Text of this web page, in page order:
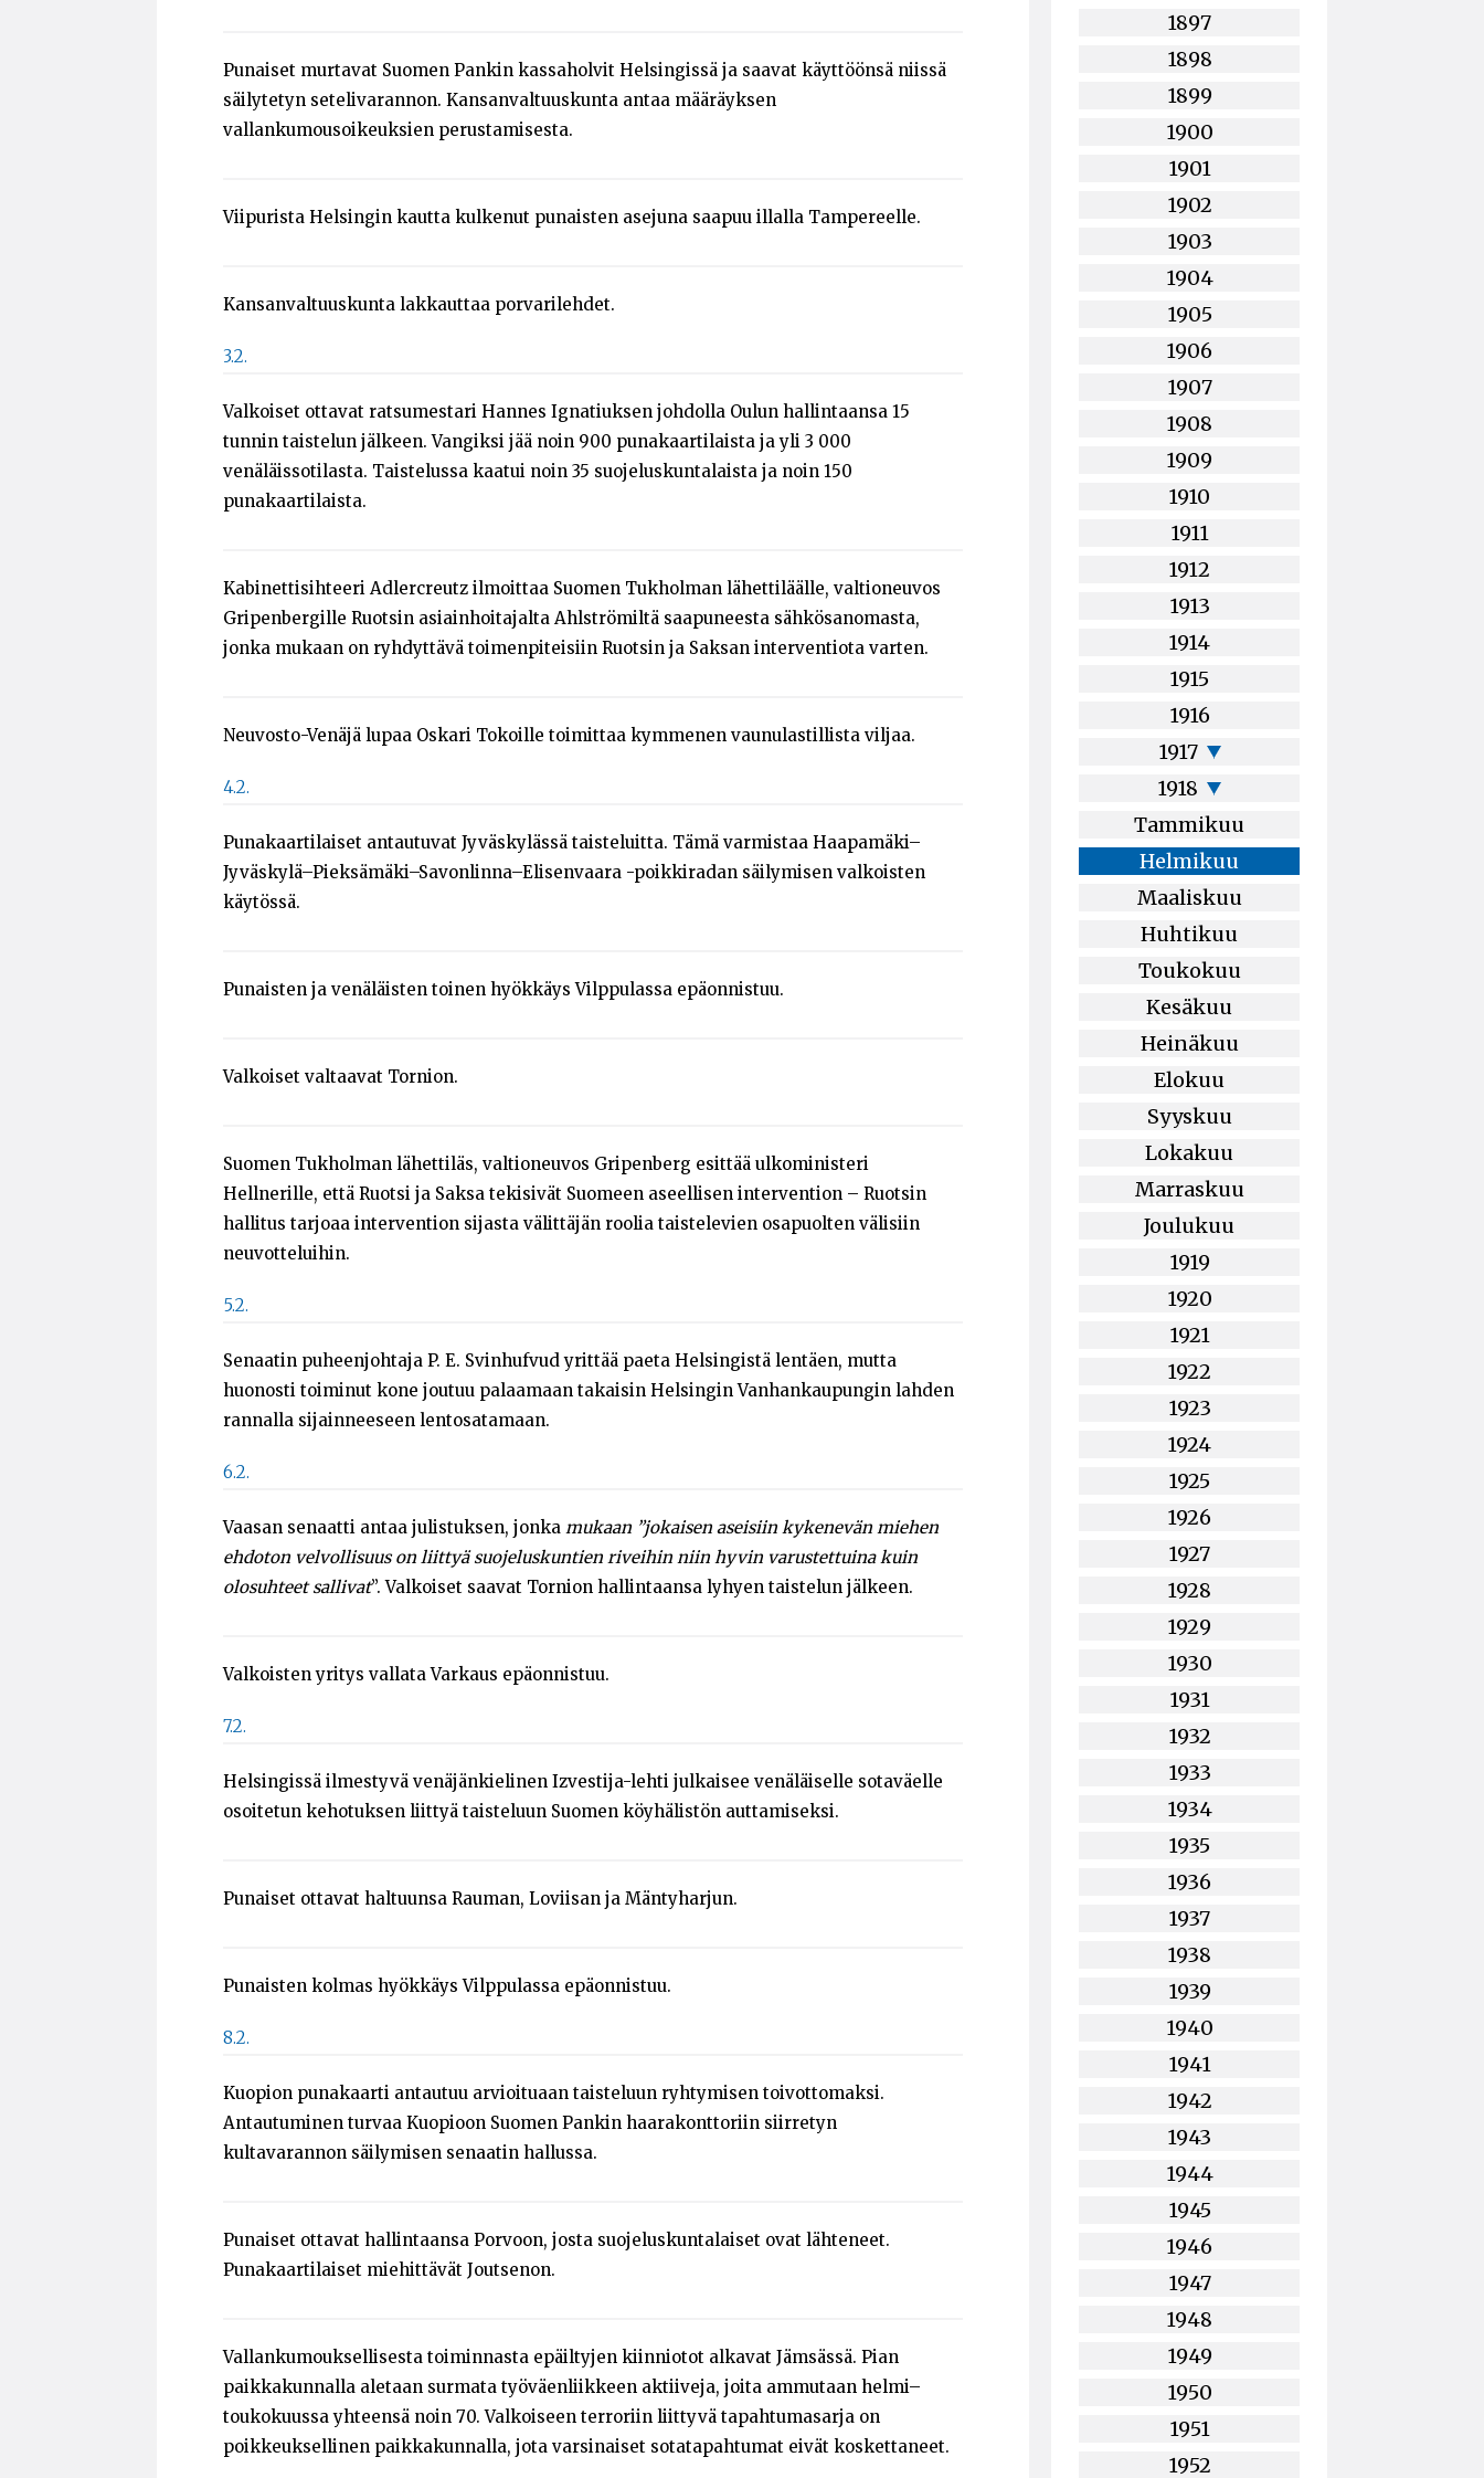
Punaiset murtavat Suomen Pankin kassaholvit Helsingissä ja saavat käyttöönsä niissä
säilytetyn setelivarannon. Kansanvaltuuskunta antaa määräyksen
vallankumousoikeuksien perustamisesta.
Viipurista Helsingin kautta kulkenut punaisten asejuna saapuu illalla Tampereelle.
Kansanvaltuuskunta lakkauttaa porvarilehdet.
3.2.
Valkoiset ottavat ratsumestari Hannes Ignatiuksen johdolla Oulun hallintaansa 15
tunnin taistelun jälkeen. Vangiksi jää noin 900 punakaartilaista ja yli 3 000
venäläissotilasta. Taistelussa kaatui noin 35 suojeluskuntalaista ja noin 150
punakaartilaista.
Kabinettisihteeri Adlercreutz ilmoittaa Suomen Tukholman lähettiläälle, valtioneuvos
Gripenbergille Ruotsin asiainhoitajalta Ahlströmiltä saapuneesta sähkösanomasta,
jonka mukaan on ryhdyttävä toimenpiteisiin Ruotsin ja Saksan interventiota varten.
Neuvosto-Venäjä lupaa Oskari Tokoille toimittaa kymmenen vaunulastillista viljaa.
4.2.
Punakaartilaiset antautuvat Jyväskylässä taisteluitta. Tämä varmistaa Haapamäki–
Jyväskylä–Pieksämäki–Savonlinna–Elisenvaara -poikkiradan säilymisen valkoisten
käytössä.
Punaisten ja venäläisten toinen hyökkäys Vilppulassa epäonnistuu.
Valkoiset valtaavat Tornion.
Suomen Tukholman lähettiläs, valtioneuvos Gripenberg esittää ulkoministeri
Hellnerille, että Ruotsi ja Saksa tekisivät Suomeen aseellisen intervention – Ruotsin
hallitus tarjoaa intervention sijasta välittäjän roolia taistelevien osapuolten välisiin
neuvotteluihin.
5.2.
Senaatin puheenjohtaja P. E. Svinhufvud yrittää paeta Helsingistä lentäen, mutta
huonosti toiminut kone joutuu palaamaan takaisin Helsingin Vanhankaupungin lahden
rannalla sijainneeseen lentosatamaan.
6.2.
Vaasan senaatti antaa julistuksen, jonka mukaan ”jokaisen aseisiin kykenevän miehen
ehdoton velvollisuus on liittyä suojeluskuntien riveihin niin hyvin varustettuina kuin
olosuhteet sallivat”. Valkoiset saavat Tornion hallintaansa lyhyen taistelun jälkeen.
Valkoisten yritys vallata Varkaus epäonnistuu.
7.2.
Helsingissä ilmestyvä venäjänkielinen Izvestija-lehti julkaisee venäläiselle sotaväelle
osoitetun kehotuksen liittyä taisteluun Suomen köyhälistön auttamiseksi.
Punaiset ottavat haltuunsa Rauman, Loviisan ja Mäntyharjun.
Punaisten kolmas hyökkäys Vilppulassa epäonnistuu.
8.2.
Kuopion punakaarti antautuu arvioituaan taisteluun ryhtymisen toivottomaksi.
Antautuminen turvaa Kuopioon Suomen Pankin haarakonttoriin siirretyn
kultavarannon säilymisen senaatin hallussa.
Punaiset ottavat hallintaansa Porvoon, josta suojeluskuntalaiset ovat lähteneet.
Punakaartilaiset miehittävät Joutsenon.
Vallankumouksellisesta toiminnasta epäiltyjen kiinniotot alkavat Jämsässä. Pian
paikkakunnalla aletaan surmata työväenliikkeen aktiiveja, joita ammutaan helmi–
toukokuussa yhteensä noin 70. Valkoiseen terroriin liittyvä tapahtumasarja on
poikkeuksellinen paikkakunnalla, jota varsinaiset sotatapahtumat eivät koskettaneet.
1897
1898
1899
1900
1901
1902
1903
1904
1905
1906
1907
1908
1909
1910
1911
1912
1913
1914
1915
1916
1917
1918
Tammikuu
Helmikuu
Maaliskuu
Huhtikuu
Toukokuu
Kesäkuu
Heinäkuu
Elokuu
Syyskuu
Lokakuu
Marraskuu
Joulukuu
1919
1920
1921
1922
1923
1924
1925
1926
1927
1928
1929
1930
1931
1932
1933
1934
1935
1936
1937
1938
1939
1940
1941
1942
1943
1944
1945
1946
1947
1948
1949
1950
1951
1952